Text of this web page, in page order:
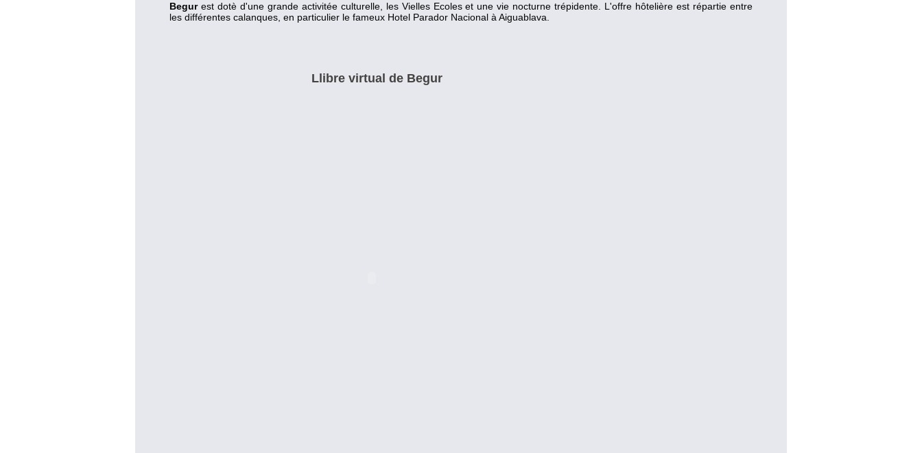
Begurest dotè d'une grande activitée culturelle, les Vielles Ecoles et une vie nocturne trépidente. L'offre hôtelière est répartie entre
les différentes calanques, en particulier le fameux Hotel Parador Nacional à Aiguablava.
Llibre virtual de Begur